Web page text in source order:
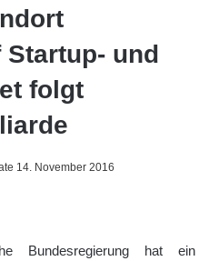
und
folgt
14. November 2016
Bundesregierung hat ein